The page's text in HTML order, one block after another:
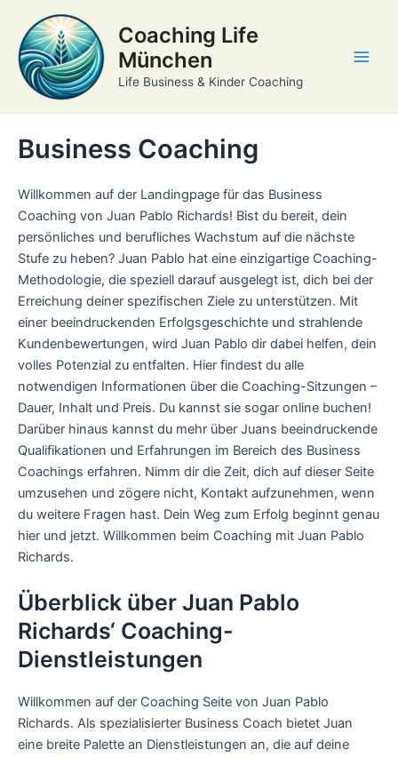
Inhalt
springen
Coaching Life
München
Life Business & Kinder Coaching
Business Coaching
Willkommen auf der Landingpage für das Business
Coaching von Juan Pablo Richards! Bist du bereit, dein
persönliches und berufliches Wachstum auf die nächste
Stufe zu heben? Juan Pablo hat eine einzigartige Coaching-
Methodologie, die speziell darauf ausgelegt ist, dich bei der
Erreichung deiner spezifischen Ziele zu unterstützen. Mit
einer beeindruckenden Erfolgsgeschichte und strahlende
Kundenbewertungen, wird Juan Pablo dir dabei helfen, dein
volles Potenzial zu entfalten. Hier findest du alle
notwendigen Informationen über die Coaching-Sitzungen –
Dauer, Inhalt und Preis. Du kannst sie sogar online buchen!
Darüber hinaus kannst du mehr über Juans beeindruckende
Qualifikationen und Erfahrungen im Bereich des Business
Coachings erfahren. Nimm dir die Zeit, dich auf dieser Seite
umzusehen und zögere nicht, Kontakt aufzunehmen, wenn
du weitere Fragen hast. Dein Weg zum Erfolg beginnt genau
hier und jetzt. Willkommen beim Coaching mit Juan Pablo
Richards.
Überblick über Juan Pablo
Richards‘ Coaching-
Dienstleistungen
Willkommen auf der Coaching Seite von Juan Pablo
Richards. Als spezialisierter Business Coach bietet Juan
eine breite Palette an Dienstleistungen an, die auf deine